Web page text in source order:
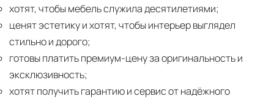
хотят, чтобы мебель служила десятилетиями;
ценят эстетику и хотят, чтобы интерьер выглядел
стильно и дорого;
готовы платить премиум-цену за оригинальность и
эксклюзивность;
хотят получить гарантию и сервис от надёжного